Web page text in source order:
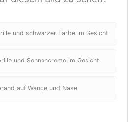
und schwarzer Farbe im Gesicht
und Sonnencreme im Gesicht
auf Wange und Nase